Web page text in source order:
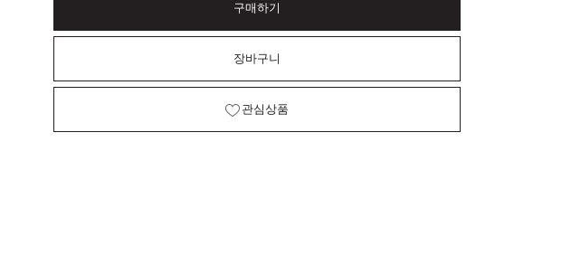
구매하기
장바구니
관심상품